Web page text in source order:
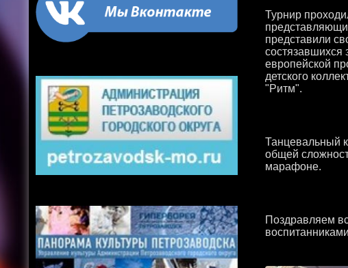
Турнир
представили
европейской
детского
"Ритм".
Танцевальный
общей
марафоне.
Поздравляем